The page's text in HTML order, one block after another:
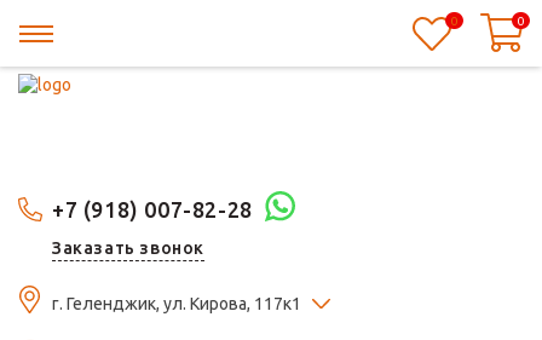
+7 (918) 007-82-28
Заказать звонок
г. Геленджик, ул. Кирова, 117к1
0 0